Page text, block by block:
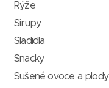
Rýže
Sirupy
Sladidla
Snacky
Sušené ovoce a plody